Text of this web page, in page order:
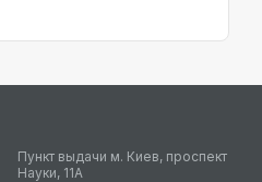
Пункт выдачи м. Киев, проспект
Науки, 11А